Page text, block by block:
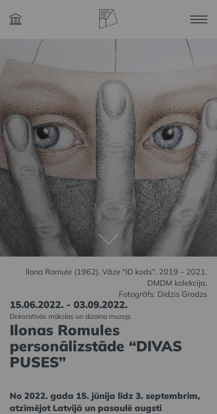
Ilona Romule (1962). Vāze "ID kods". 2019 – 2021.
DMDM kolekcija.
Fotogrāfs: Didzis Grodzs
15.06.2022. - 03.09.2022.
Dekoratīvās mākslas un dizaina muzejs
Ilonas Romules
personālizstāde “DIVAS
PUSES”
No 2022. gada 15. jūnija līdz 3. septembrim,
atzīmējot Latvijā un pasaulē augsti